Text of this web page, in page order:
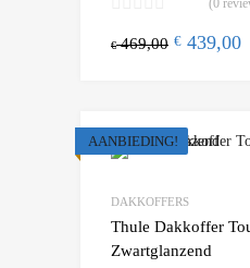
(0
€469,00 € 439,00
AANBIEDING!
DAKKOFFERS
Thule Dakkoffer
Zwartglanzend